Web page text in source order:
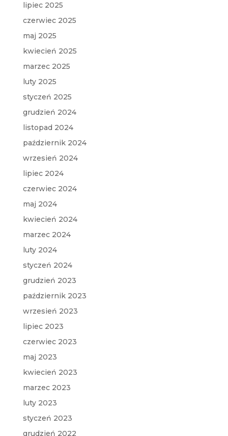
lipiec 2025
czerwiec 2025
maj 2025
kwiecień 2025
marzec 2025
luty 2025
styczeń 2025
grudzień 2024
listopad 2024
październik 2024
wrzesień 2024
lipiec 2024
czerwiec 2024
maj 2024
kwiecień 2024
marzec 2024
luty 2024
styczeń 2024
grudzień 2023
październik 2023
wrzesień 2023
lipiec 2023
czerwiec 2023
maj 2023
kwiecień 2023
marzec 2023
luty 2023
styczeń 2023
grudzień 2022